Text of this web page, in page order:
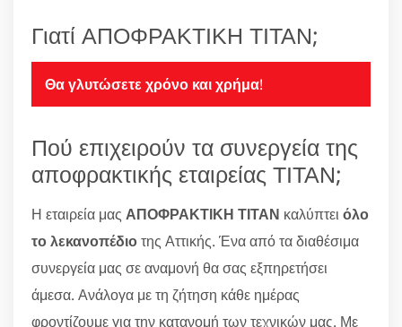
Γιατί ΑΠΟΦΡΑΚΤΙΚΗ ΤΙΤΑΝ;
Θα γλυτώσετε χρόνο και χρήμα!
Πού επιχειρούν τα συνεργεία της
αποφρακτικής εταιρείας ΤΙΤΑΝ;
Η εταιρεία μας ΑΠΟΦΡΑΚΤΙΚΗ ΤΙΤΑΝ καλύπτει όλο
το λεκανοπέδιοτης Αττικής. Ένα από τα διαθέσιμα
συνεργεία μας σε αναμονή θα σας εξπηρετήσει
άμεσα. Ανάλογα με τη ζήτηση κάθε ημέρας
φροντίζουμε για την κατανομή των τεχνικών μας. Με